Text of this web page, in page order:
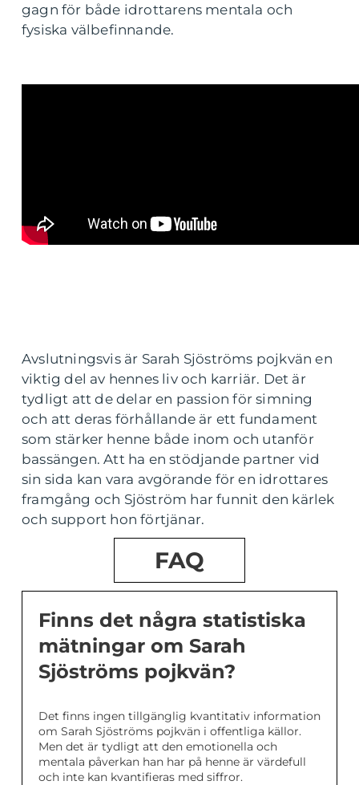
gagn för både idrottarens mentala och
fysiska välbefinnande.
Avslutningsvis är Sarah Sjöströms pojkvän en
viktig del av hennes liv och karriär. Det är
tydligt att de delar en passion för simning
och att deras förhållande är ett fundament
som stärker henne både inom och utanför
bassängen. Att ha en stödjande partner vid
sin sida kan vara avgörande för en idrottares
framgång och Sjöström har funnit den kärlek
och support hon förtjänar.
FAQ
Finns det några statistiska
mätningar om Sarah
Sjöströms pojkvän?
Det finns ingen tillgänglig kvantitativ information
om Sarah Sjöströms pojkvän i offentliga källor.
Men det är tydligt att den emotionella och
mentala påverkan han har på henne är värdefull
och inte kan kvantifieras med siffror.